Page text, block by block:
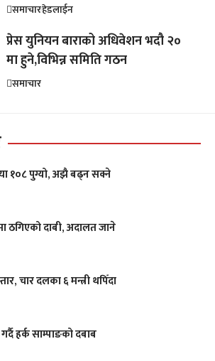
समाचारहेडलाईन
प्रेस युनियन बाराको अधिवेशन भदौ २०
मा हुने,विभिन्न समिति गठन
समाचार
१०८ पुग्यो, अझै बढ्न सक्ने
ठगिएको दाबी, अदालत जाने
चार दलका ६ मन्त्री थपिँदा
हर्क साम्पाङको दबाब